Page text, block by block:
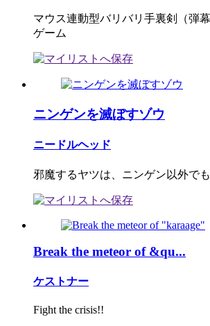
マウス連動型バリバリ手裏剣（弾
ゲーム
ニンゲンを滅ぼすゾウ
ニードルヘッド
邪魔するヤツは、ニンゲン以外で
Break the meteor of &qu...
ケストナー
Fight the crisis!!